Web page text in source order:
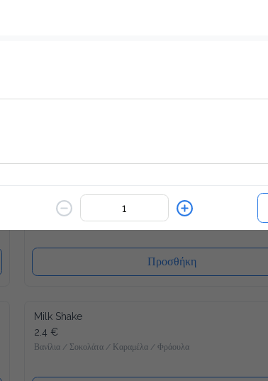
Προσθήκη
Milk Shake
2.4 €
Βανίλια / Σοκολάτα / Καραμέλα / Φράουλα